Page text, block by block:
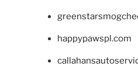
happypawspl.com